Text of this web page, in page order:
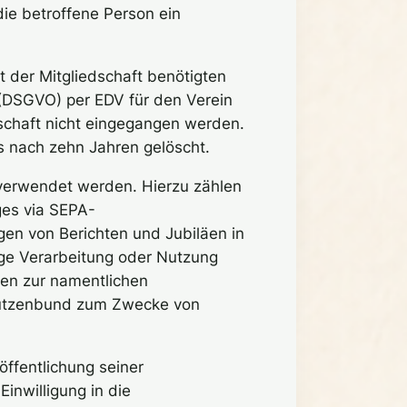
betroffene Person ein
der Mitgliedschaft benötigten
per EDV für den Verein
nicht eingegangen werden.
zehn Jahren gelöscht.
werden. Hierzu zählen
via SEPA-
von Berichten und Jubiläen in
Verarbeitung oder Nutzung
zur namentlichen
zum Zwecke von
seiner
in die